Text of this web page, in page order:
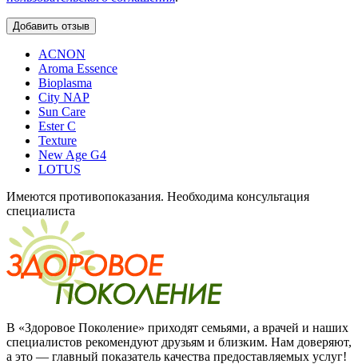
ACNON
Aroma Essence
Bioplasma
City NAP
Sun Care
Ester C
Texture
New Age G4
LOTUS
Имеются противопоказания. Необходима консультация
специалиста
В «Здоровое Поколение» приходят семьями, а врачей и наших
специалистов рекомендуют друзьям и близким. Нам доверяют,
а это — главный показатель качества предоставляемых услуг!